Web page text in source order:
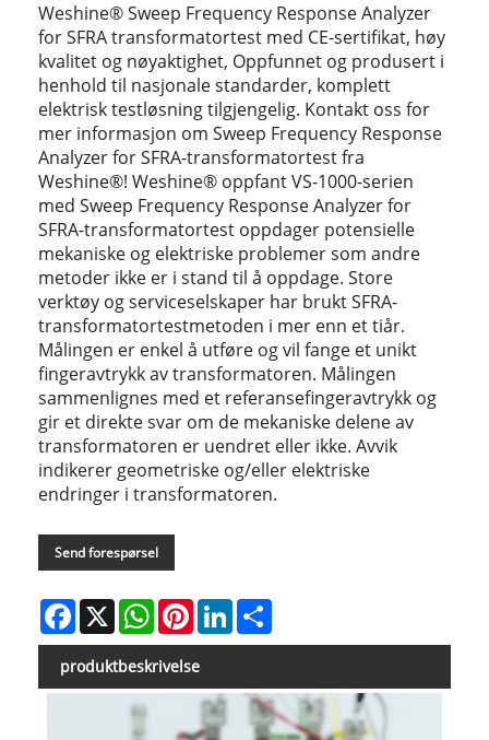
Weshine® Sweep Frequency Response Analyzer
for SFRA transformatortest med CE-sertifikat, høy
kvalitet og nøyaktighet, Oppfunnet og produsert i
henhold til nasjonale standarder, komplett
elektrisk testløsning tilgjengelig. Kontakt oss for
mer informasjon om Sweep Frequency Response
Analyzer for SFRA-transformatortest fra
Weshine®! Weshine® oppfant VS-1000-serien
med Sweep Frequency Response Analyzer for
SFRA-transformatortest oppdager potensielle
mekaniske og elektriske problemer som andre
metoder ikke er i stand til å oppdage. Store
verktøy og serviceselskaper har brukt SFRA-
transformatortestmetoden i mer enn et tiår.
Målingen er enkel å utføre og vil fange et unikt
fingeravtrykk av transformatoren. Målingen
sammenlignes med et referansefingeravtrykk og
gir et direkte svar om de mekaniske delene av
transformatoren er uendret eller ikke. Avvik
indikerer geometriske og/eller elektriske
endringer i transformatoren.
Send forespørsel
Facebook
X WhatsAppPinterestLinkedIn
produktbeskrivelse